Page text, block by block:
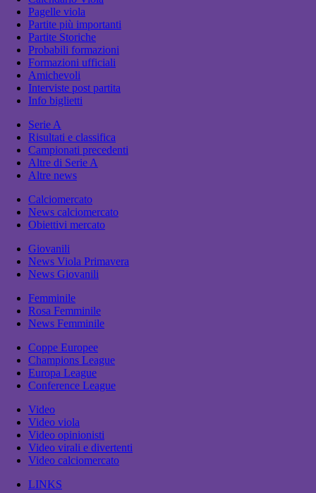
Pagelle viola
Partite più importanti
Partite Storiche
Probabili formazioni
Formazioni ufficiali
Amichevoli
Interviste post partita
Info biglietti
Serie A
Risultati e classifica
Campionati precedenti
Altre di Serie A
Altre news
Calciomercato
News calciomercato
Obiettivi mercato
Giovanili
News Viola Primavera
News Giovanili
Femminile
Rosa Femminile
News Femminile
Coppe Europee
Champions League
Europa League
Conference League
Video
Video viola
Video opinionisti
Video virali e divertenti
Video calciomercato
LINKS